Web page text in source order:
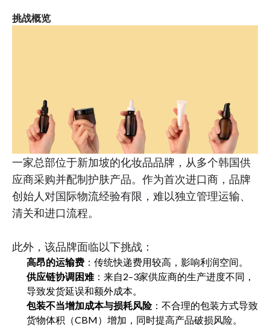
挑战概览
一家总部位于新加坡的化妆品品牌，从多个韩国供
应商采购并配制护肤产品。作为首次进口商，品牌
创始人对国际物流经验有限，难以独立管理运输、
清关和进口流程。
此外，该品牌面临以下挑战：
高昂的运输费 ：传统快递费用较高，影响利润空间。
供应链协调困难：来自2–3家供应商的生产进度不同，
导致发货延误和额外成本。
包装不当增加成本与损耗风险：不合理的包装方式导致
货物体积（CBM）增加，同时提高产品破损风险。